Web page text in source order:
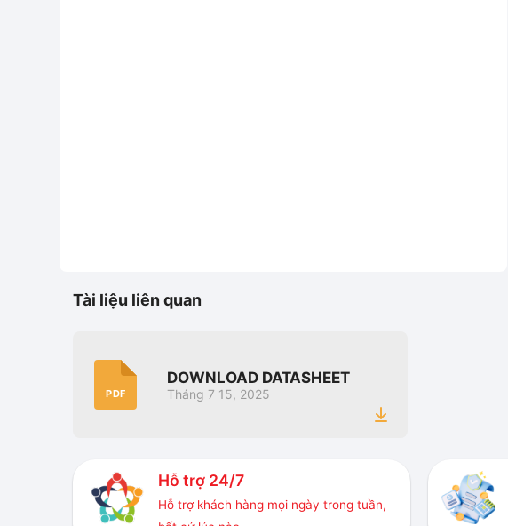
Tài liệu liên quan
PDF
DOWNLOAD DATASHEET
Tháng 7 15, 2025
Hỗ trợ 24/7
Hỗ trợ khách hàng mọi ngày trong tuần,